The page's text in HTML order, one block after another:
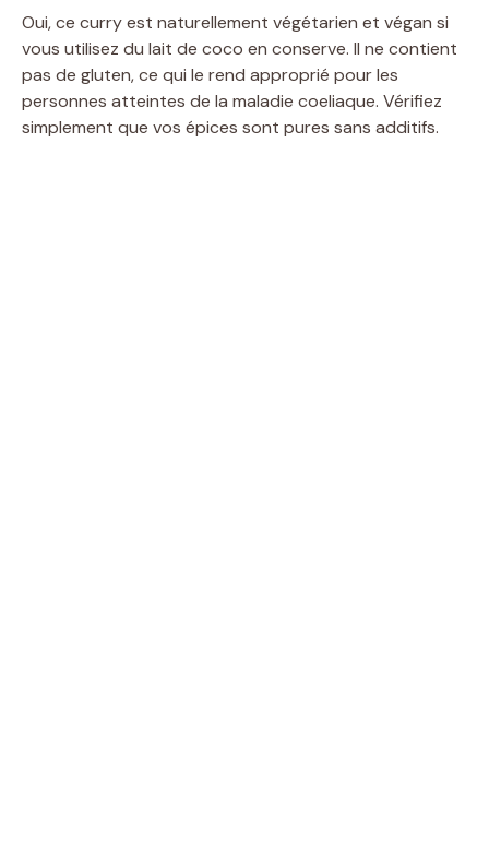
Oui, ce curry est naturellement végétarien et végan si
vous utilisez du lait de coco en conserve. Il ne contient
pas de gluten, ce qui le rend approprié pour les
personnes atteintes de la maladie coeliaque. Vérifiez
simplement que vos épices sont pures sans additifs.